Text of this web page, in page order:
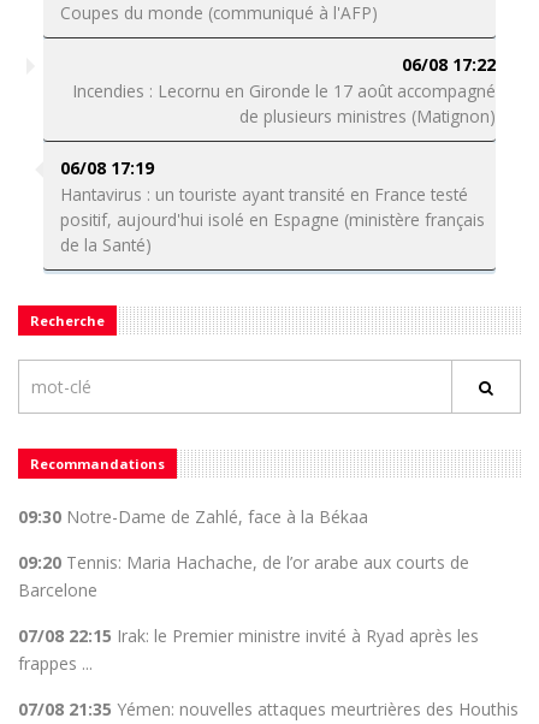
Coupes du monde (communiqué à l'AFP)
06/08 17:22
Incendies : Lecornu en Gironde le 17 août accompagné
de plusieurs ministres (Matignon)
06/08 17:19
Hantavirus : un touriste ayant transité en France testé
positif, aujourd'hui isolé en Espagne (ministère français
de la Santé)
Recherche
Recommandations
09:30 Notre-Dame de Zahlé, face à la Békaa
09:20 Tennis: Maria Hachache, de l’or arabe aux courts de
Barcelone
07/08 22:15 Irak: le Premier ministre invité à Ryad après les
frappes ...
07/08 21:35 Yémen: nouvelles attaques meurtrières des Houthis